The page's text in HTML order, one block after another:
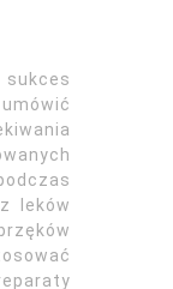
sukces
leków